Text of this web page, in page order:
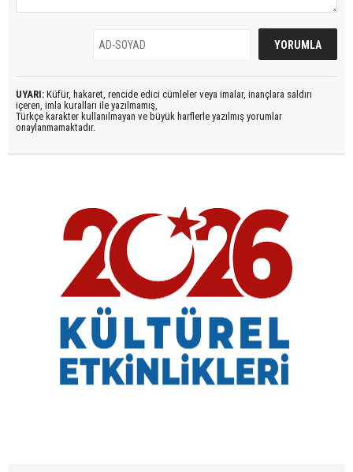
UYARI: Küfür, hakaret, rencide edici cümleler veya imalar, inançlara saldırı
içeren, imla kuralları ile yazılmamış,
Türkçe karakter kullanılmayan ve büyük harflerle yazılmış yorumlar
onaylanmamaktadır.